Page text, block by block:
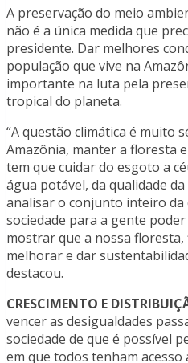
A preservação do meio
não é a única medida que
presidente. Dar melhores
população que vive na
importante na luta pela
tropical do planeta.
“A questão climática é muito
Amazônia, manter a floresta
tem que cuidar do esgoto a
água potável, da qualidade da
analisar o conjunto inteiro da
sociedade para a gente
mostrar que a nossa
melhorar e dar
destacou.
CRESCIMENTO E
vencer as desigualdades
sociedade de que é possível
em que todos tenham